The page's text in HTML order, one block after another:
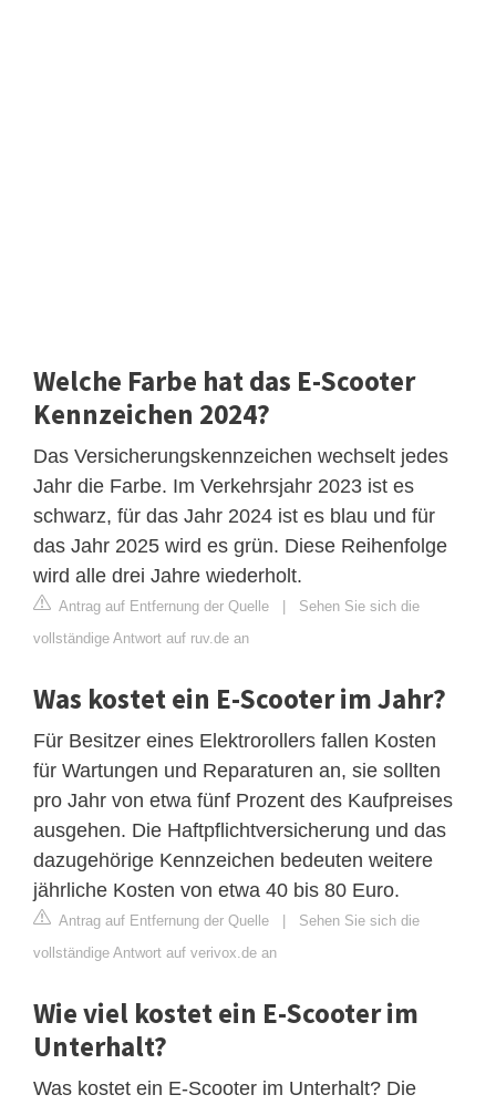
Welche Farbe hat das E-Scooter
Kennzeichen 2024?
Das Versicherungskennzeichen wechselt jedes
Jahr die Farbe. Im Verkehrsjahr 2023 ist es
schwarz, für das Jahr 2024 ist es blau und für
das Jahr 2025 wird es grün. Diese Reihenfolge
wird alle drei Jahre wiederholt.
Antrag auf Entfernung der Quelle | Sehen Sie sich die
vollständige Antwort auf ruv.de an
Was kostet ein E-Scooter im Jahr?
Für Besitzer eines Elektrorollers fallen Kosten
für Wartungen und Reparaturen an, sie sollten
pro Jahr von etwa fünf Prozent des Kaufpreises
ausgehen. Die Haftpflichtversicherung und das
dazugehörige Kennzeichen bedeuten weitere
jährliche Kosten von etwa 40 bis 80 Euro.
Antrag auf Entfernung der Quelle | Sehen Sie sich die
vollständige Antwort auf verivox.de an
Wie viel kostet ein E-Scooter im
Unterhalt?
Was kostet ein E-Scooter im Unterhalt? Die